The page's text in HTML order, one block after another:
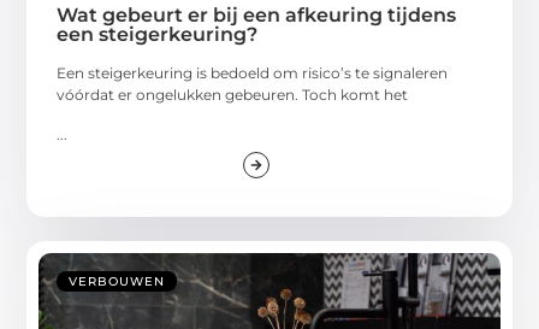
Wat gebeurt er bij een afkeuring tijdens
een steigerkeuring?
Een steigerkeuring is bedoeld om risico’s te signaleren
vóórdat er ongelukken gebeuren. Toch komt het
VERBOUWEN